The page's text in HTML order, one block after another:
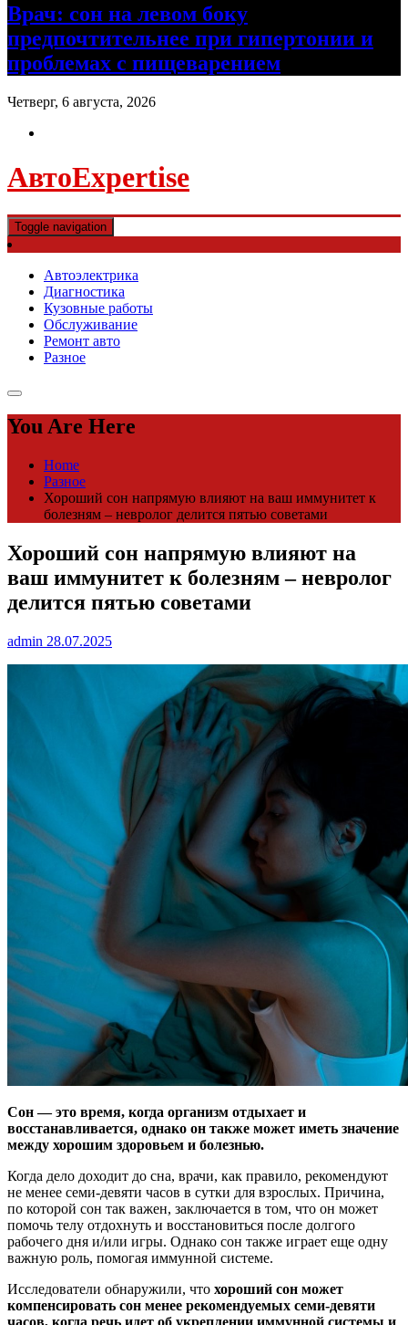
Врач: сон на левом боку
предпочтительнее при гипертонии и
проблемах с пищеварением
Четверг, 6 августа, 2026
АвтоExpertise
Toggle navigation
Автоэлектрика
Диагностика
Кузовные работы
Обслуживание
Ремонт авто
Разное
You Are Here
Home
Разное
Хороший сон напрямую влияют на ваш иммунитет к
болезням – невролог делится пятью советами
Хороший сон напрямую влияют на
ваш иммунитет к болезням – невролог
делится пятью советами
admin 28.07.2025
Сон — это время, когда организм отдыхает и
восстанавливается, однако он также может иметь значение
между хорошим здоровьем и болезнью.
Когда дело доходит до сна, врачи, как правило, рекомендуют
не менее семи-девяти часов в сутки для взрослых. Причина,
по которой сон так важен, заключается в том, что он может
помочь телу отдохнуть и восстановиться после долгого
рабочего дня и/или игры. Однако сон также играет еще одну
важную роль, помогая иммунной системе.
Исследователи обнаружили, что хороший сон может
компенсировать сон менее рекомендуемых семи-девяти
часов, когда речь идет об укреплении иммунной системы и